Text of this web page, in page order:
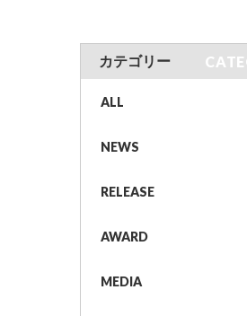
カテゴリー
ALL
NEWS
RELEASE
AWARD
MEDIA